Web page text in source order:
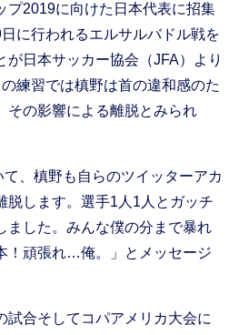
2019に向けた日本代表に招集
に行われるエルサルバドル戦を
が日本サッカー協会（JFA）より
練習では槙野は首の違和感のた
その影響による離脱とみられ
、槙野も自らのツイッターアカ
脱します。選手1人1人とガッチ
ました。みんな僕の分まで暴れ
！頑張れ…俺。」とメッセージ
合そしてコパアメリカ大会に